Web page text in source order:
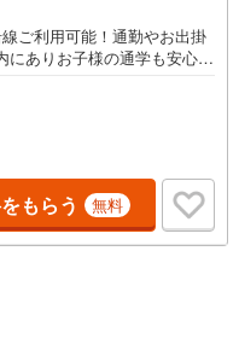
ご利用可能！通勤やお出掛
にありお子様の通学も安心！
がスッキリ片付きお部屋を
世帯も生活しやすい落ち着
約6mで移動もスムーズ・近
小学校まで徒歩約2分・長
お金の扱い方のプロ、ファ
買い替えなどにも対応でき
があるため、最も低金利に
になったお家のリフォーム
お問合せください！
もらう 無料
（0）